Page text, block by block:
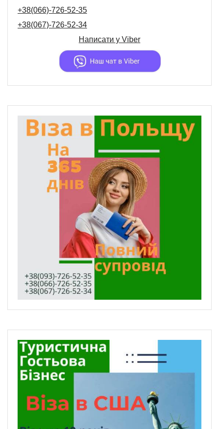
+38(066)-726-52-35
+38(067)-726-52-34
Написати у Viber